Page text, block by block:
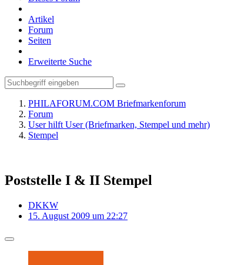
Artikel
Forum
Seiten
Erweiterte Suche
PHILAFORUM.COM Briefmarkenforum
Forum
User hilft User (Briefmarken, Stempel und mehr)
Stempel
Poststelle I & II Stempel
DKKW
15. August 2009 um 22:27